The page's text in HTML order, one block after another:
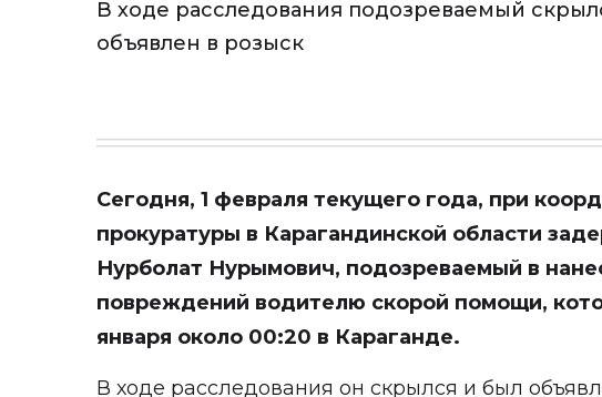
В ходе расследования подозреваемый
объявлен в розыск
Сегодня, 1 февраля текущего года, при
прокуратуры в Карагандинской области
Нурболат Нурымович, подозреваемый в
повреждений водителю скорой помощи,
января около 00:20 в Караганде.
В ходе расследования он скрылся и был